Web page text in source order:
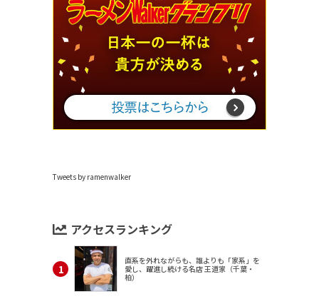
Tweets by ramenwalker
アクセスランキング
直系を外れながらも、誰よりも「家系」を
愛し、躍進し続ける名店 王道家（千葉・
柏）